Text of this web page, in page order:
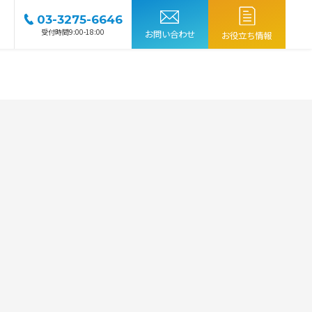
03-3275-6646
受付時間9:00-18:00 お問い合わせ お役立ち情報